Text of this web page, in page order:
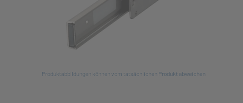
Produktabbildungen können vom tatsächlichen Produkt abweichen